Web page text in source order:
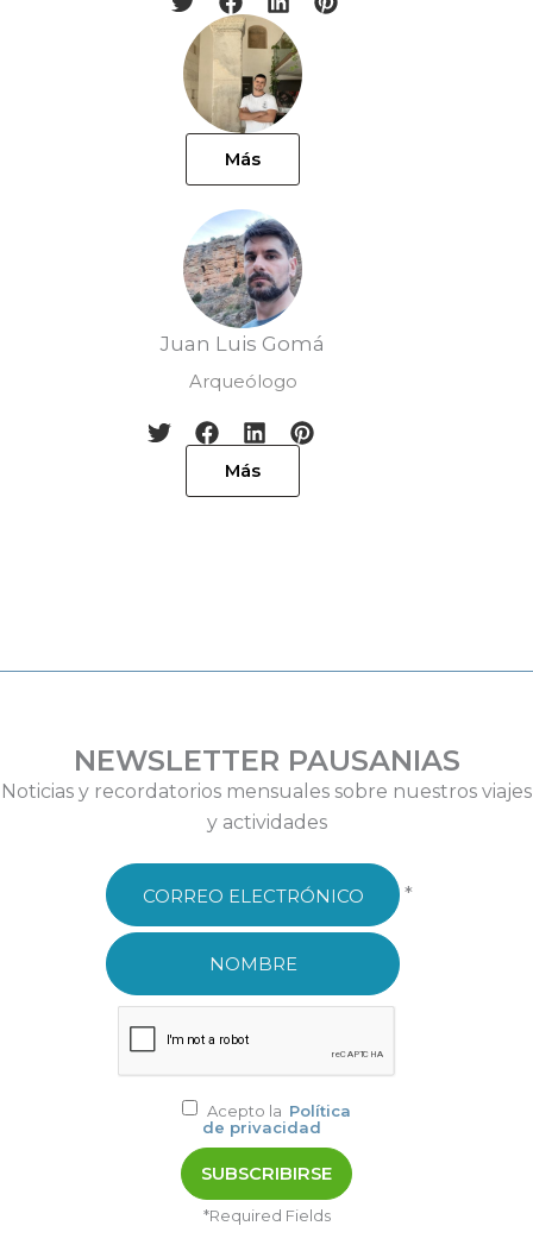
Más
Juan Luis Gomá
Arqueólogo
Más
NEWSLETTER PAUSANIAS
Noticias y recordatorios mensuales sobre nuestros viajes
y actividades
*
Acepto la Política
de privacidad
*Required Fields